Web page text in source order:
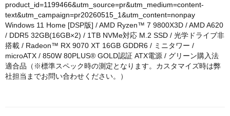
product_id=1199466&utm_source=pr&utm_medium=content-
text&utm_campaign=pr20260515_1&utm_content=nonpay
Windows 11 Home [DSP版] / AMD Ryzen™ 7 9800X3D / AMD A620
/ DDR5 32GB(16GB×2) / 1TB NVMe対応 M.2 SSD / 光学ドライブ非
搭載 / Radeon™ RX 9070 XT 16GB GDDR6 / ミニタワー /
microATX / 850W 80PLUS® GOLD認証 ATX電源 / グリーン購入法
適合品（※標準スペック時の測定となります。カスタマイズ時は弊
社担当までお問い合わせください。）